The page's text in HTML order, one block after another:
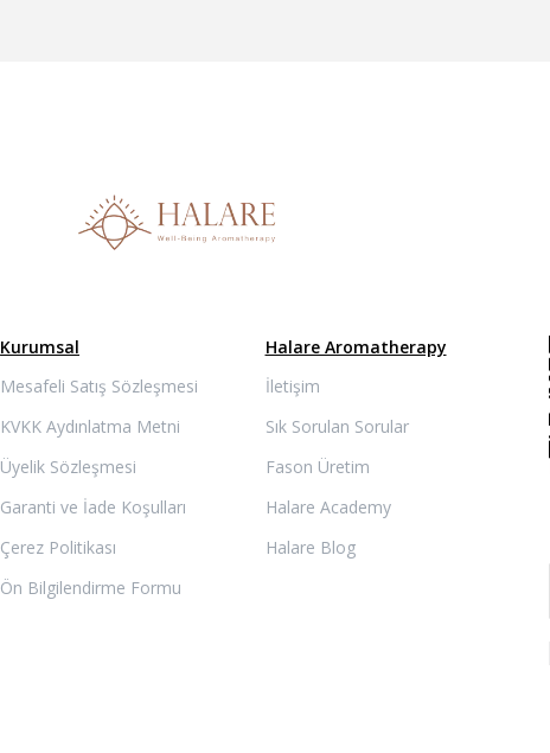
Kurumsal
Mesafeli Satış Sözleşmesi
KVKK Aydınlatma Metni
Üyelik Sözleşmesi
Garanti ve İade Koşulları
Çerez Politikası
Ön Bilgilendirme Formu
Halare Aromatherapy
İletişim
Sık Sorulan Sorular
Fason Üretim
Halare Academy
Halare Blog